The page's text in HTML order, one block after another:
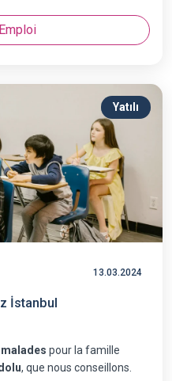
Yatılı
13.03.2024
İstanbul
pour la famille
, que nous conseillons.